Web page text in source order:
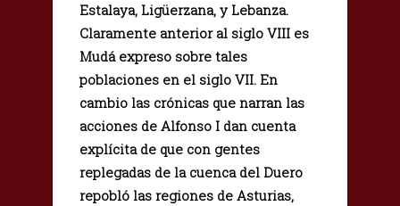
Estalaya, Ligüerzana, y Lebanza.
Claramente anterior al siglo VIII es
Mudá expreso sobre tales
poblaciones en el siglo VII. En
cambio las crónicas que narran las
acciones de Alfonso I dan cuenta
explícita de que con gentes
replegadas de la cuenca del Duero
repobló las regiones de Asturias,